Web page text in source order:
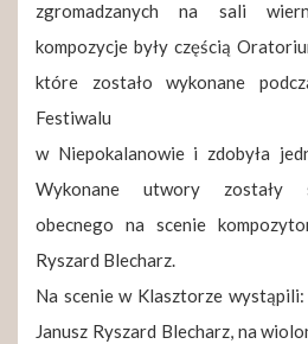
zgromadzanych na sali
kompozycje były częścią
które zostało wykonane
Festiwalu
w Niepokalanowie i zdobyła
Wykonane utwory zostały
obecnego na scenie
Ryszard Blecharz.
Na scenie w Klasztorze
Janusz Ryszard Blecharz, na